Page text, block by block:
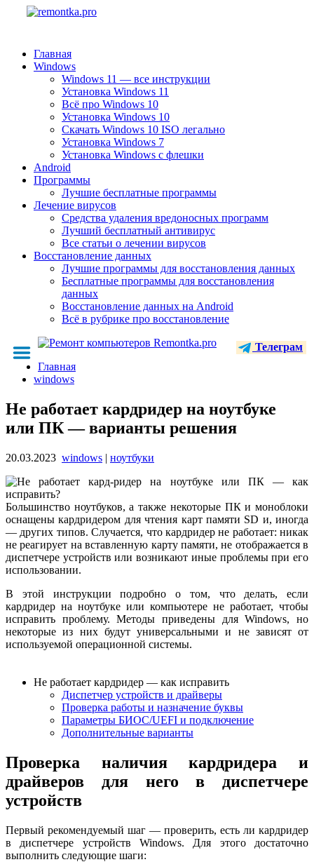
Главная
Windows
Windows 11 — все инструкции
Установка Windows 11
Всё про Windows 10
Установка Windows 10
Скачать Windows 10 ISO легально
Установка Windows 7
Установка Windows с флешки
Android
Программы
Лучшие бесплатные программы
Лечение вирусов
Средства удаления вредоносных программ
Лучший бесплатный антивирус
Все статьи о лечении вирусов
Восстановление данных
Лучшие программы для восстановления данных
Бесплатные программы для восстановления
данных
Восстановление данных на Android
Всё в рубрике про восстановление
Телеграм
Главная
windows
Не работает кардридер на ноутбуке
или ПК — варианты решения
20.03.2023 windows | ноутбуки
Большинство ноутбуков, а также некоторые ПК и моноблоки
оснащены кардридером для чтения карт памяти SD и, иногда
— других типов. Случается, что кардридер не работает: никак
не реагирует на вставленную карту памяти, не отображается в
диспетчере устройств или возникают иные проблемы при его
использовании.
В этой инструкции подробно о том, что делать, если
кардридер на ноутбуке или компьютере не работает, чтобы
исправить проблему. Методы приведены для Windows, но
некоторые из них будут универсальными и не зависят от
используемой операционной системы.
Не работает кардридер — как исправить
Диспетчер устройств и драйверы
Проверка работы и назначение буквы
Параметры БИОС/UEFI и подключение
Дополнительные варианты
Проверка наличия кардридера и
драйверов для него в диспетчере
устройств
Первый рекомендуемый шаг — проверить, есть ли кардридер
в диспетчере устройств Windows. Для этого достаточно
выполнить следующие шаги: